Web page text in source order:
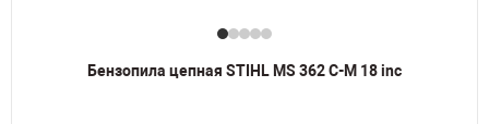
Бензопила цепная STIHL MS 362 C-M 18 inc